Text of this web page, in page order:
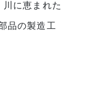
に恵まれた
品の製造工